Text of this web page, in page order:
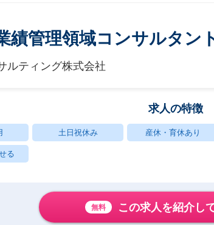
績管理領域コンサルタン
ルティング株式会社
求人の特徴
土日祝休み 産休・育休あり
る
無料 この求人を紹介し